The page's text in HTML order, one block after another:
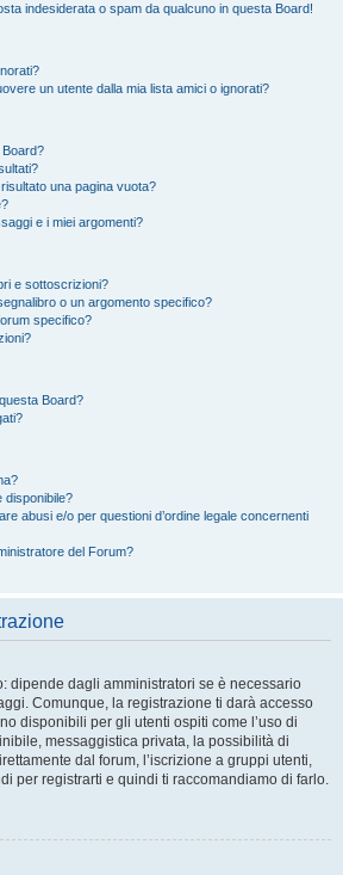
indesiderata o spam da qualcuno in questa Board!
un utente dalla mia lista amici o ignorati?
una pagina vuota?
e i miei argomenti?
e sottoscrizioni?
o un argomento specifico?
specifico?
Board?
disponibile?
abusi e/o per questioni d’ordine legale concernenti
del Forum?
dipende dagli amministratori se è necessario
Comunque, la registrazione ti darà accesso
disponibili per gli utenti ospiti come l’uso di
messaggistica privata, la possibilità di
dal forum, l’iscrizione a gruppi utenti,
per registrarti e quindi ti raccomandiamo di farlo.